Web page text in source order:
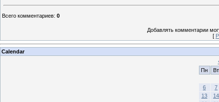
Всего комментариев: 0
Добавлять комментарии
[
Calendar
Пн
Вт
6
7
13
14